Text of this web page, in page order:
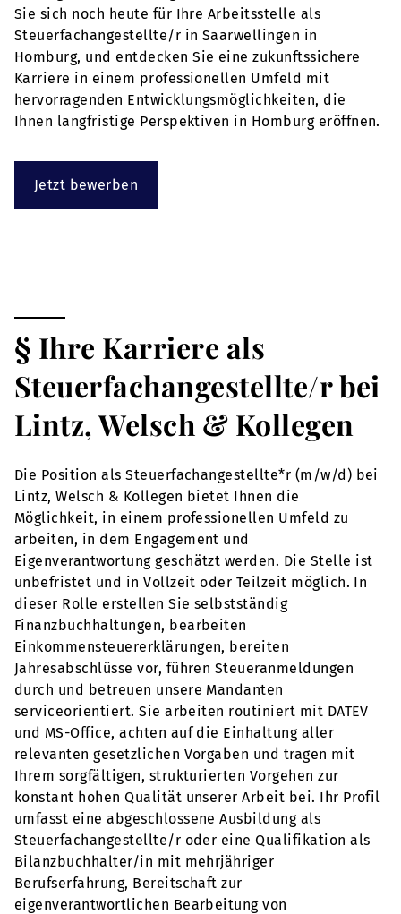
Sie sich noch heute für Ihre Arbeitsstelle als
Steuerfachangestellte/r in Saarwellingen in
Homburg, und entdecken Sie eine zukunftssichere
Karriere in einem professionellen Umfeld mit
hervorragenden Entwicklungsmöglichkeiten, die
Ihnen langfristige Perspektiven in Homburg eröffnen.
Jetzt bewerben
§ Ihre Karriere als
Steuerfachangestellte/r bei
Lintz, Welsch & Kollegen
Die Position als Steuerfachangestellte*r (m/w/d) bei
Lintz, Welsch & Kollegen bietet Ihnen die
Möglichkeit, in einem professionellen Umfeld zu
arbeiten, in dem Engagement und
Eigenverantwortung geschätzt werden. Die Stelle ist
unbefristet und in Vollzeit oder Teilzeit möglich. In
dieser Rolle erstellen Sie selbstständig
Finanzbuchhaltungen, bearbeiten
Einkommensteuererklärungen, bereiten
Jahresabschlüsse vor, führen Steueranmeldungen
durch und betreuen unsere Mandanten
serviceorientiert. Sie arbeiten routiniert mit DATEV
und MS-Office, achten auf die Einhaltung aller
relevanten gesetzlichen Vorgaben und tragen mit
Ihrem sorgfältigen, strukturierten Vorgehen zur
konstant hohen Qualität unserer Arbeit bei. Ihr Profil
umfasst eine abgeschlossene Ausbildung als
Steuerfachangestellte/r oder eine Qualifikation als
Bilanzbuchhalter/in mit mehrjähriger
Berufserfahrung, Bereitschaft zur
eigenverantwortlichen Bearbeitung von